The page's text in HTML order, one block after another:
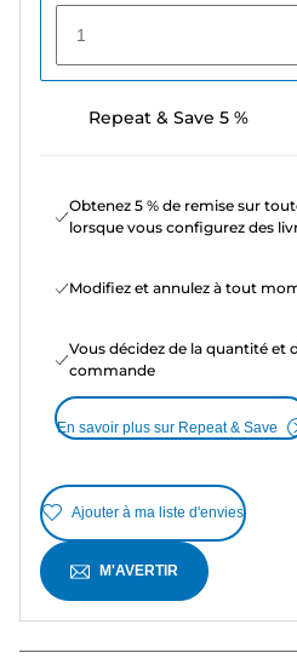
1
Repeat & Save 5 %
Obtenez 5 % de remise sur
lorsque vous configurez des
Modifiez et annulez à tout
Vous décidez de la quantité et
commande
En savoir plus sur Repeat & Save
Ajouter à ma liste d'envies
M'AVERTIR